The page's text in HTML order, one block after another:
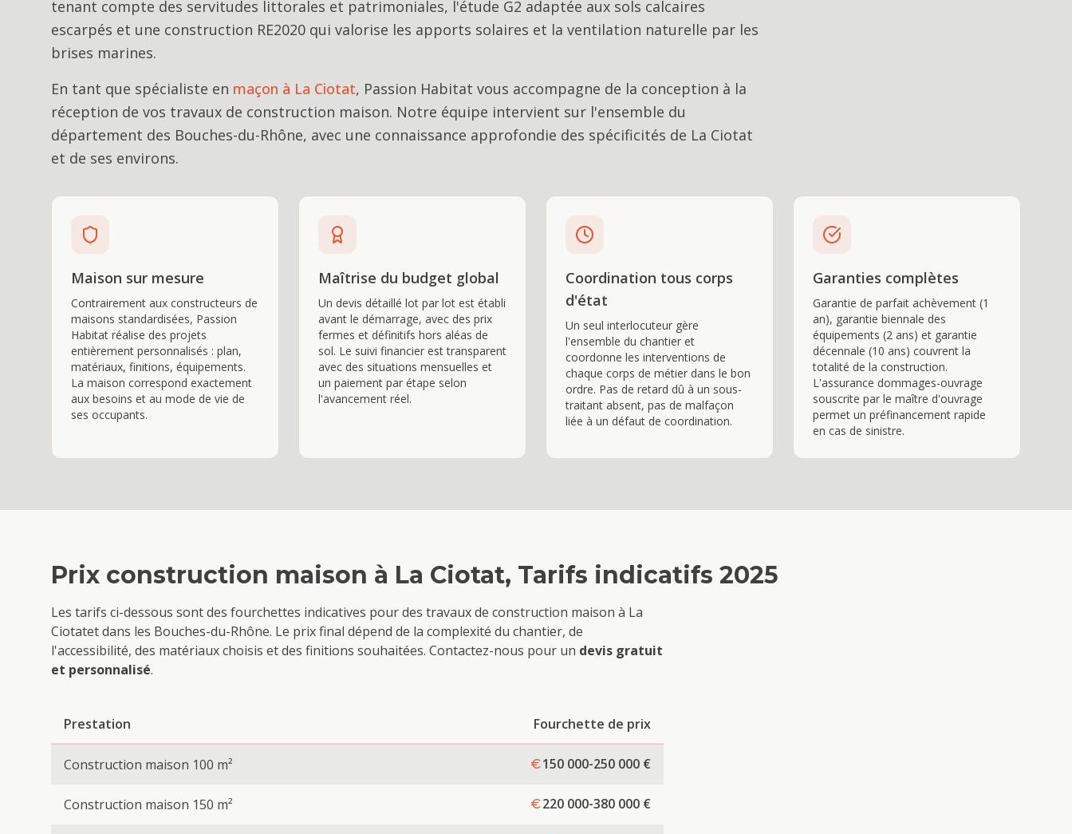
tenant compte des servitudes littorales et patrimoniales, l'étude G2 adaptée aux sols calcaires
escarpés et une construction RE2020 qui valorise les apports solaires et la ventilation naturelle par les
brises marines.
En tant que spécialiste en maçon à La Ciotat, Passion Habitat vous accompagne de la conception à la
réception de vos travaux de construction maison. Notre équipe intervient sur l'ensemble du
département des Bouches-du-Rhône, avec une connaissance approfondie des spécificités de La Ciotat
et de ses environs.
Maison sur mesure
Contrairement aux constructeurs de
maisons standardisées, Passion
Habitat réalise des projets
entièrement personnalisés : plan,
matériaux, finitions, équipements.
La maison correspond exactement
aux besoins et au mode de vie de
ses occupants.
Maîtrise du budget global
Un devis détaillé lot par lot est établi
avant le démarrage, avec des prix
fermes et définitifs hors aléas de
sol. Le suivi financier est transparent
avec des situations mensuelles et
un paiement par étape selon
l'avancement réel.
Coordination tous corps
d'état
Un seul interlocuteur gère
l'ensemble du chantier et
coordonne les interventions de
chaque corps de métier dans le bon
ordre. Pas de retard dû à un sous-
traitant absent, pas de malfaçon
liée à un défaut de coordination.
Garanties complètes
Garantie de parfait achèvement (1
an), garantie biennale des
équipements (2 ans) et garantie
décennale (10 ans) couvrent la
totalité de la construction.
L'assurance dommages-ouvrage
souscrite par le maître d'ouvrage
permet un préfinancement rapide
en cas de sinistre.
Prix construction maison à La Ciotat, Tarifs indicatifs 2025
Les tarifs ci-dessous sont des fourchettes indicatives pour des travaux de construction maison à La
Ciotatet dans les Bouches-du-Rhône. Le prix final dépend de la complexité du chantier, de
l'accessibilité, des matériaux choisis et des finitions souhaitées. Contactez-nous pour un devis gratuit
et personnalisé.
Prestation Fourchette de prix
Construction maison 100 m² 150 000-250 000 €
Construction maison 150 m² 220 000-380 000 €